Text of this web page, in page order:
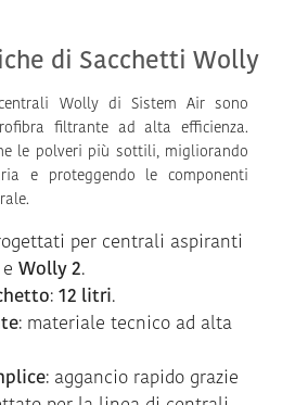
di Sacchetti Wolly
Wolly di Sistem Air sono
filtrante ad alta efficienza.
le polveri più sottili, migliorando
e proteggendo le componenti
per centrali aspiranti
e Wolly 2.
: 12 litri.
: materiale tecnico ad alta
: aggancio rapido grazie